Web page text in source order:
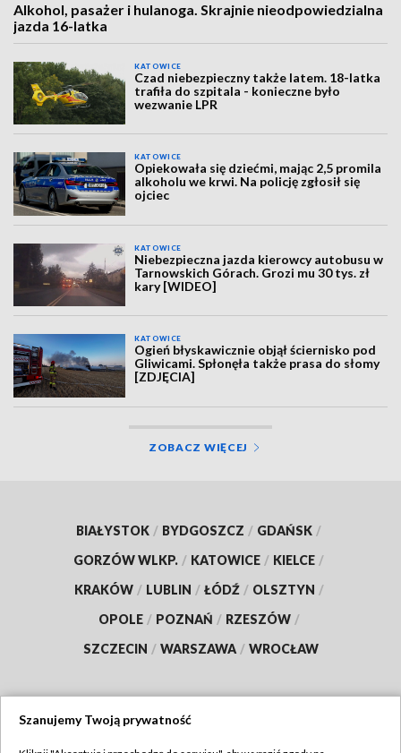
Alkohol, pasażer i hulanoga. Skrajnie nieodpowiedzialna
jazda 16-latka
KATOWICE
Czad niebezpieczny także latem. 18-latka
trafiła do szpitala - konieczne było
wezwanie LPR
KATOWICE
Opiekowała się dziećmi, mając 2,5 promila
alkoholu we krwi. Na policję zgłosił się
ojciec
KATOWICE
Niebezpieczna jazda kierowcy autobusu w
Tarnowskich Górach. Grozi mu 30 tys. zł
kary [WIDEO]
KATOWICE
Ogień błyskawicznie objął ściernisko pod
Gliwicami. Spłonęła także prasa do słomy
[ZDJĘCIA]
ZOBACZ WIĘCEJ
BIAŁYSTOK / BYDGOSZCZ / GDAŃSK /
GORZÓW WLKP. / KATOWICE / KIELCE /
KRAKÓW / LUBLIN / ŁÓDŹ / OLSZTYN /
OPOLE / POZNAŃ / RZESZÓW /
SZCZECIN / WARSZAWA / WROCŁAW
Szanujemy Twoją prywatność